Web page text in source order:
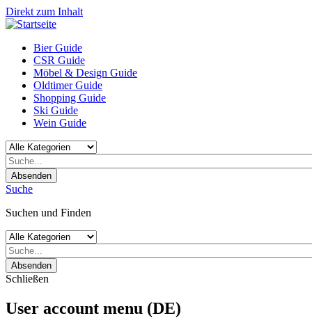
Direkt zum Inhalt
Bier Guide
CSR Guide
Möbel & Design Guide
Oldtimer Guide
Shopping Guide
Ski Guide
Wein Guide
Absenden
Suche
Suchen und Finden
Absenden
Schließen
User account menu (DE)